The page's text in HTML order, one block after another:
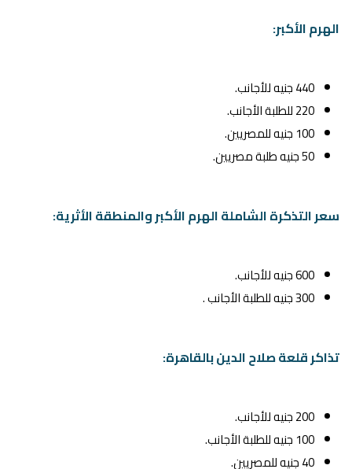
الهرم الأكبر:
440 جنيه للأجانب.
220 للطلبة الأجانب.
100 جنيه للمصريين.
50 جنيه طلبة مصريين.
سعر التذكرة الشاملة الهرم الأكبر والمنطقة الأثرية:
600 جنيه للأجانب.
300 جنيه للطلبة الأجانب .
تذاكر قلعة صلاح الدين بالقاهرة:
200 جنيه للأجانب.
100 جنيه للطلبة الأجانب.
40 جنيه للمصريين.